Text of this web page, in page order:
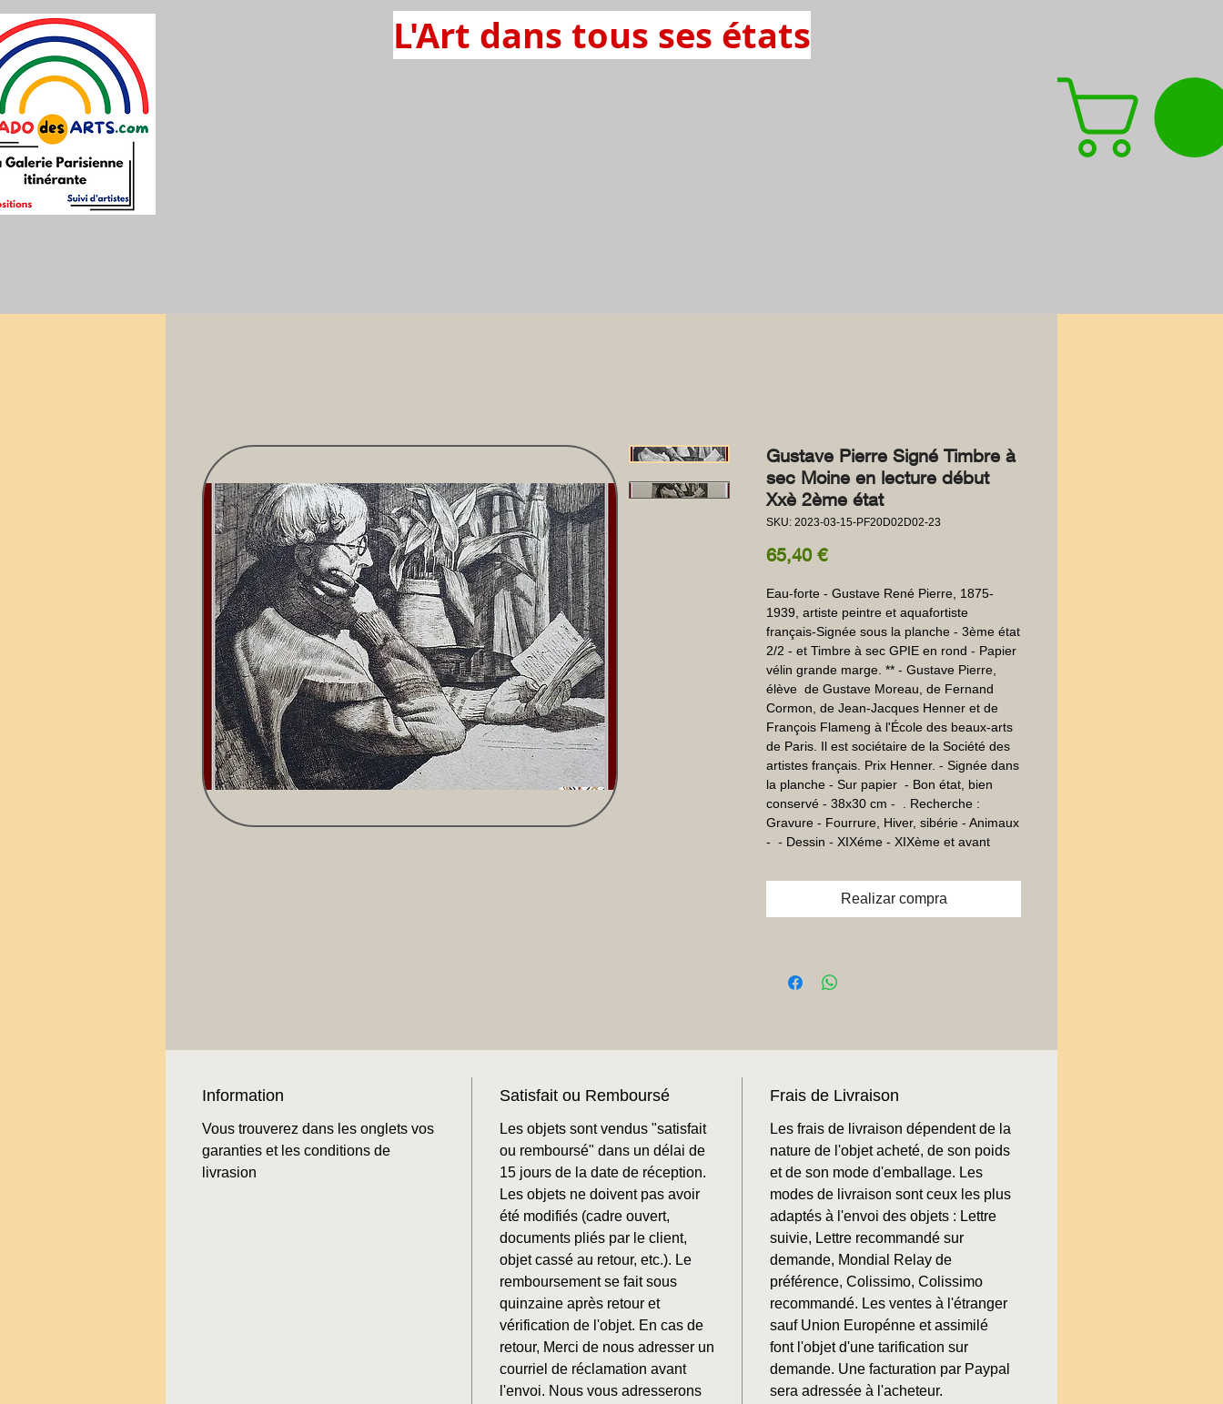
L'Art dans tous ses états
Gustave Pierre Signé Timbre à
sec Moine en lecture début
Xxè 2ème état
SKU: 2023-03-15-PF20D02D02-23
65,40 €Precio
Eau-forte - Gustave René Pierre, 1875-
1939, artiste peintre et aquafortiste
français-Signée sous la planche - 3ème état
2/2 - et Timbre à sec GPIE en rond - Papier
vélin grande marge. ** - Gustave Pierre,
élève  de Gustave Moreau, de Fernand
Cormon, de Jean-Jacques Henner et de
François Flameng à l'École des beaux-arts
de Paris. Il est sociétaire de la Société des
artistes français. Prix Henner. - Signée dans
la planche - Sur papier  - Bon état, bien
conservé - 38x30 cm -  . Recherche :
Gravure - Fourrure, Hiver, sibérie - Animaux
-  - Dessin - XIXéme - XIXème et avant
Realizar compra
Information
Vous trouverez dans les onglets vos
garanties et les conditions de
livrasion
Satisfait ou Remboursé
Les objets sont vendus "satisfait
ou remboursé" dans un délai de
15 jours de la date de réception.
Les objets ne doivent pas avoir
été modifiés (cadre ouvert,
documents pliés par le client,
objet cassé au retour, etc.). Le
remboursement se fait sous
quinzaine après retour et
vérification de l'objet. En cas de
retour, Merci de nous adresser un
courriel de réclamation avant
l'envoi. Nous vous adresserons
Frais de Livraison
Les frais de livraison dépendent de la
nature de l'objet acheté, de son poids
et de son mode d'emballage. Les
modes de livraison sont ceux les plus
adaptés à l'envoi des objets : Lettre
suivie, Lettre recommandé sur
demande, Mondial Relay de
préférence, Colissimo, Colissimo
recommandé. Les ventes à l'étranger
sauf Union Europénne et assimilé
font l'objet d'une tarification sur
demande. Une facturation par Paypal
sera adressée à l'acheteur.